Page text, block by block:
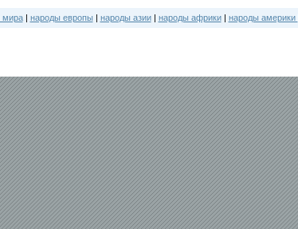
мира| народы европы | народы азии| народы африки| народы америки